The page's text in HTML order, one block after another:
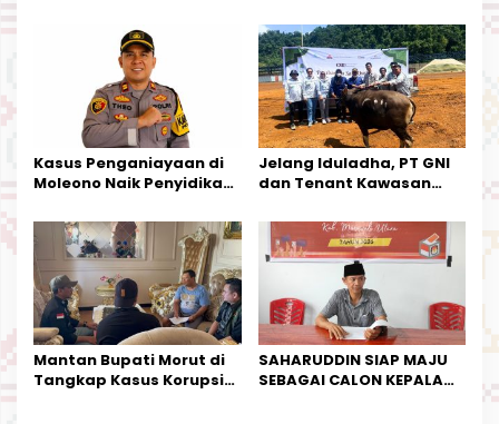
Kesederhanaannya Jadi
Harapan Warga
Tata Kelola Tambang
Kalimantan Barat
Kasus Penganiayaan di
Moleono Naik Penyidikan,
Kesempatan Terakhir
Jelang Iduladha, PT GNI
dan Tenant Kawasan
Kurban
Mantan Bupati Morut di
Tangkap Kasus Korupsi
SAHARUDDIN SIAP MAJU
SEBAGAI CALON KEPALA